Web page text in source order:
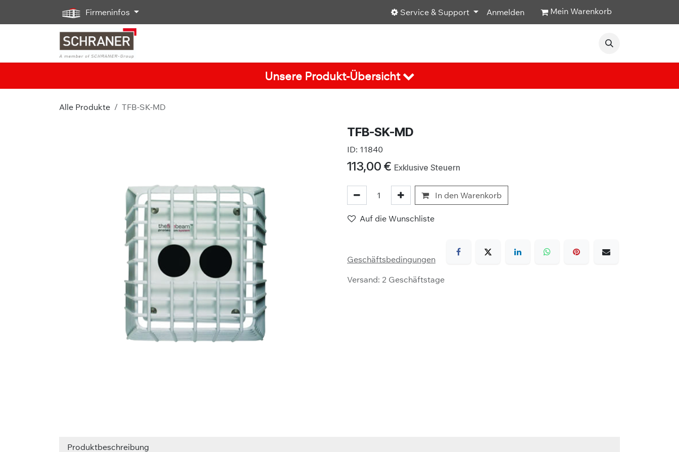
Zum Inhalt springen
Firmeninfos Service & Support Anmelden Mein Warenkorb
Unsere Produkt-Übersicht
Alle Produkte TFB-SK-MD
TFB-SK-MD
ID: 11840
113,00 € Exklusive Steuern
In den Warenkorb
Auf die Wunschliste
Geschäftsbedingungen
Versand: 2 Geschäftstage
Produktbeschreibung